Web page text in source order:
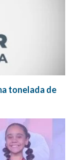
tonelada de